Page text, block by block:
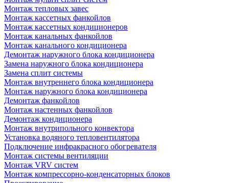
Монтаж тепловых завес
Монтаж кассетных фанкойлов
Монтаж кассетных кондиционеров
Монтаж канальных фанкойлов
Монтаж канального кондиционера
Демонтаж наружного блока кондиционера
Замена наружного блока кондиционера
Замена сплит системы
Монтаж внутреннего блока кондиционера
Монтаж наружного блока кондиционера
Демонтаж фанкойлов
Монтаж настенных фанкойлов
Демонтаж кондиционера
Монтаж внутрипольного конвектора
Установка водяного тепловентилятора
Подключение инфракрасного обогревателя
Монтаж системы вентиляции
Монтаж VRV систем
Монтаж компрессорно-конденсаторных блоков